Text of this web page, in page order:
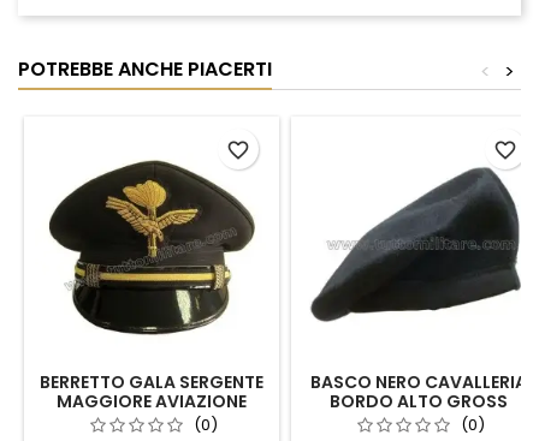
POTREBBE ANCHE PIACERTI >
<
BERRETTO GALA SERGENTE
MAGGIORE AVIAZIONE
LEGGERA ESERCITO
(0)
favorite_border
BASCO NERO CAVALLERIA
BORDO ALTO GROSS
GRAIN
(0)
favorite_border